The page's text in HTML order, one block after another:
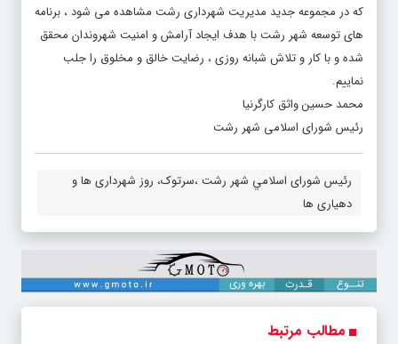
که در مجموعه جدید مدیریت شهرداری رشت مشاهده می شود ، برنامه
های توسعه شهر رشت با هدف ایجاد آرامش و امنیت شهروندان محقق
شده و با کار و تلاش شبانه روزی ، رضایت خالق و مخلوق را جلب
نماییم.
محمد حسین واثق کارگرنیا
رئیس شورای اسلامی شهر رشت
رئیس شورای اسلامي شهر رشت ،سرتوک، روز شهرداری ها و
دهیاری ها
مطالب مرتبط